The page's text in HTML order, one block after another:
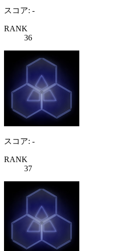
スコア: -
RANK
36
スコア: -
RANK
37